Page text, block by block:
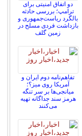
دو اتفاق امنیتی برای
ترامپ؛ بررسی حادثه
بالگرد ریاست‌جمهوری و
بازداشت فردی مسلح در
زمین گلف
تفاهم‌نامه دوم ایران و
آمریکا روی میز؟؛
میانجی‌ها بر سر تنگه
هرمز سند جداگانه تهیه
می‌کنند